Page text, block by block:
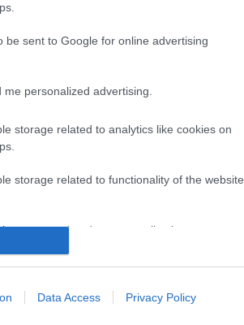
be sent to Google for online advertising
personalized advertising.
storage related to analytics like cookies on
storage related to functionality of the website
storage related to personalization.
storage related to security, including
Data Access Privacy Policy
A RANDOM!
TAROLT A